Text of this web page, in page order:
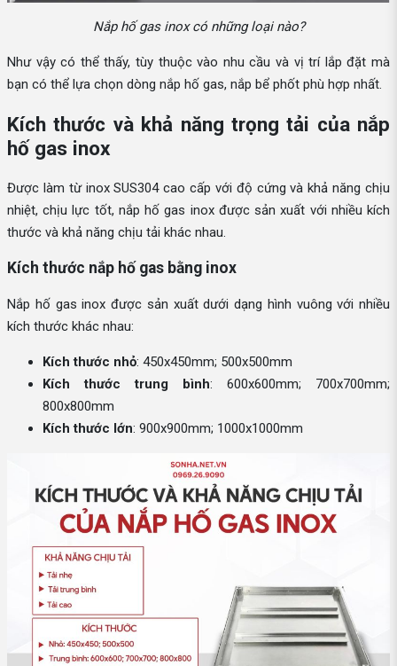
Nắp hố gas inox có những loại nào?
Như vậy có thể thấy, tùy thuộc vào nhu cầu và vị trí lắp đặt mà
bạn có thể lựa chọn dòng nắp hố gas, nắp bể phốt phù hợp nhất.
Kích thước và khả năng trọng tải của nắp
hố gas inox
Được làm từ inox SUS304 cao cấp với độ cứng và khả năng chịu
nhiệt, chịu lực tốt, nắp hố gas inox được sản xuất với nhiều kích
thước và khả năng chịu tải khác nhau.
Kích thước nắp hố gas bằng inox
Nắp hố gas inox được sản xuất dưới dạng hình vuông với nhiều
kích thước khác nhau:
Kích thước nhỏ: 450x450mm; 500x500mm
Kích thước trung bình: 600x600mm; 700x700mm;
800x800mm
Kích thước lớn: 900x900mm; 1000x1000mm